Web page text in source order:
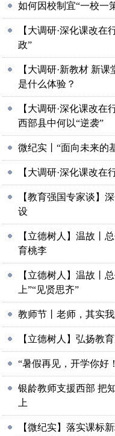
如何因校制宜“一校一
【大调研·深化课改
政”
【大调研·新教材 新
是什么体验？
【大调研·深化课改
西部县中何以“逆袭”
微纪实丨“面向未来的
【大调研·深化课改
【教育强国专家谈】
设
【立德树人】温故丨
育桃李
【立德树人】温故丨
上”“见贤思齐”
教师节丨老师，其实
【立德树人】弘扬教
“暑假再见，开学你好
银龄教师支援西部 把
上
【微纪实】落实课标